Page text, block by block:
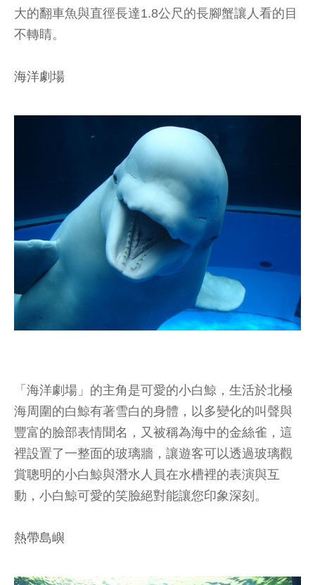
大的翻車魚與直徑長達1.8公尺的長腳蟹讓人看的目
不轉睛。
海洋劇場
「海洋劇場」的主角是可愛的小白鯨，生活於北極
海周圍的白鯨有著雪白的身體，以多變化的叫聲與
豐富的臉部表情聞名，又被稱為海中的金絲雀，這
裡設置了一整面的玻璃牆，讓遊客可以透過玻璃觀
賞聰明的小白鯨與潛水人員在水槽裡的表演與互
動，小白鯨可愛的笑臉絕對能讓您印象深刻。
熱帶島嶼